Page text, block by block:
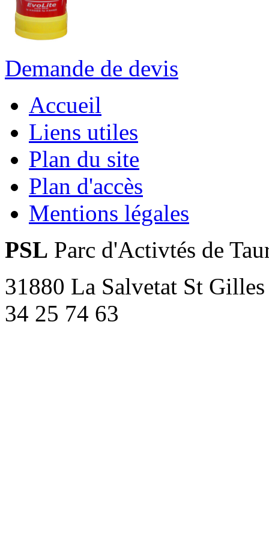
Demande de devis
Accueil
Liens utiles
Plan du site
Plan d'accès
Mentions légales
PSL Parc d'Activtés de
31880 La Salvetat St
34 25 74 63